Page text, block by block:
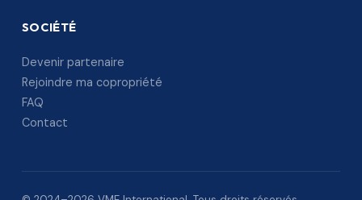
SOCIÉTÉ
Devenir partenaire
Rejoindre ma copropriété
FAQ
Contact